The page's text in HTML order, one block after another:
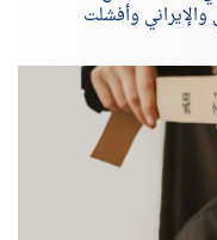
وأفشلت